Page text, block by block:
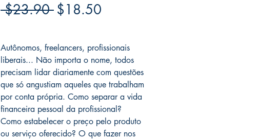
$23.90 Regular
$18.50
Autônomos, freelancers, profissionais
liberais... Não importa o nome, todos
precisam lidar diariamente com questões
que só angustiam aqueles que trabalham
por conta própria. Como separar a vida
financeira pessoal da profissional?
Como estabelecer o preço pelo produto
ou serviço oferecido? O que fazer nos